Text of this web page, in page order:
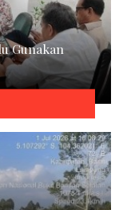
Gunakan